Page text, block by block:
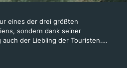
eines der drei größten
sondern dank seiner
auch der Liebling der Touristen.
im Westen, bis an den